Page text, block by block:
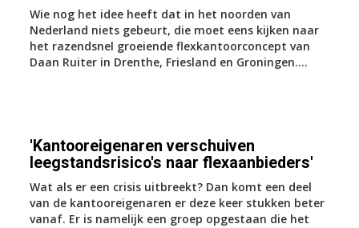
Wie nog het idee heeft dat in het noorden van
Nederland niets gebeurt, die moet eens kijken naar
het razendsnel groeiende flexkantoorconcept van
Daan Ruiter in Drenthe, Friesland en Groningen....
'Kantooreigenaren verschuiven
leegstandsrisico's naar flexaanbieders'
Wat als er een crisis uitbreekt? Dan komt een deel
van de kantooreigenaren er deze keer stukken beter
vanaf. Er is namelijk een groep opgestaan die het